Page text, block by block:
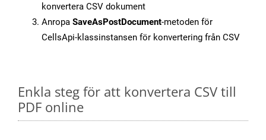
konvertera CSV dokument
Anropa SaveAsPostDocument-metoden för
CellsApi-klassinstansen för konvertering från CSV
Enkla steg för att konvertera CSV till
PDF online